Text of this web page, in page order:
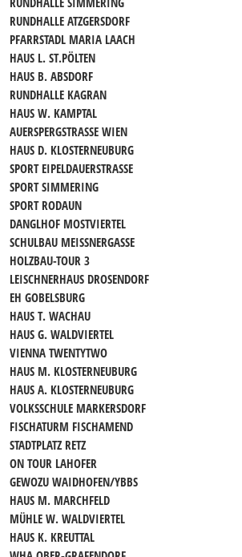
RUNDHALLE ATZGERSDORF
PFARRSTADL MARIA LAACH
HAUS L. ST.PÖLTEN
HAUS B. ABSDORF
RUNDHALLE KAGRAN
HAUS W. KAMPTAL
AUERSPERGSTRASSE WIEN
HAUS D. KLOSTERNEUBURG
SPORT EIPELDAUERSTRASSE
SPORT SIMMERING
SPORT RODAUN
DANGLHOF MOSTVIERTEL
SCHULBAU MEISSNERGASSE
HOLZBAU-TOUR 3
LEISCHNERHAUS DROSENDORF
EH GOBELSBURG
HAUS T. WACHAU
HAUS G. WALDVIERTEL
VIENNA TWENTYTWO
HAUS M. KLOSTERNEUBURG
HAUS A. KLOSTERNEUBURG
VOLKSSCHULE MARKERSDORF
FISCHATURM FISCHAMEND
STADTPLATZ RETZ
ON TOUR LAHOFER
GEWOZU WAIDHOFEN/YBBS
HAUS M. MARCHFELD
MÜHLE W. WALDVIERTEL
HAUS K. KREUTTAL